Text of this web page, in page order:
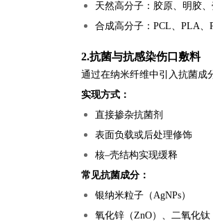
天然高分子：胶原、明胶
合成高分子：PCL、PLA、
2.抗菌与抗感染伤口敷料
通过在纳米纤维中引入抗菌成
实现方式：
直接掺杂抗菌剂
表面负载或后处理修饰
核–壳结构实现缓释
常见抗菌成分：
银纳米粒子（AgNPs）
氧化锌（ZnO）、二氧化钛